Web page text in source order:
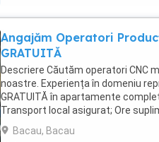
Angajăm Operatori
GRATUITĂ
Descriere Căutăm operatori CNC
noastre. Experiența în domeniu
GRATUITĂ în apartamente
Transport local asigurat; Ore
noapte de 25%; Prime ...
Bacau, Bacau